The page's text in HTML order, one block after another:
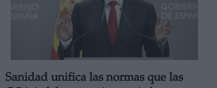
Sanidad unifica las normas que las